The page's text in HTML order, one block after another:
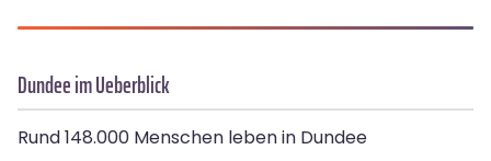
Dundee im Ueberblick
Rund 148.000 Menschen leben in Dundee